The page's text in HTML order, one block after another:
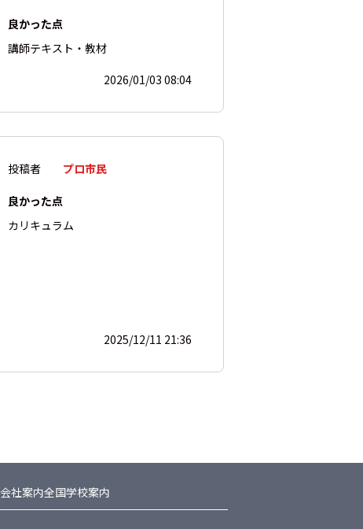
良かった点
講師テキスト・教材
2026/01/03 08:04
投稿者 プロ市民
良かった点
カリキュラム
2025/12/11 21:36
会社案内全国学校案内